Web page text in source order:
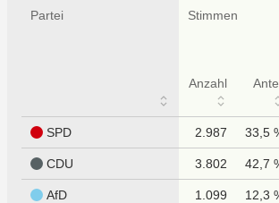
Partei Stimmen
Anzahl
SPD 2.987 33,5
CDU 3.802 42,7
AfD 1.099 12,3